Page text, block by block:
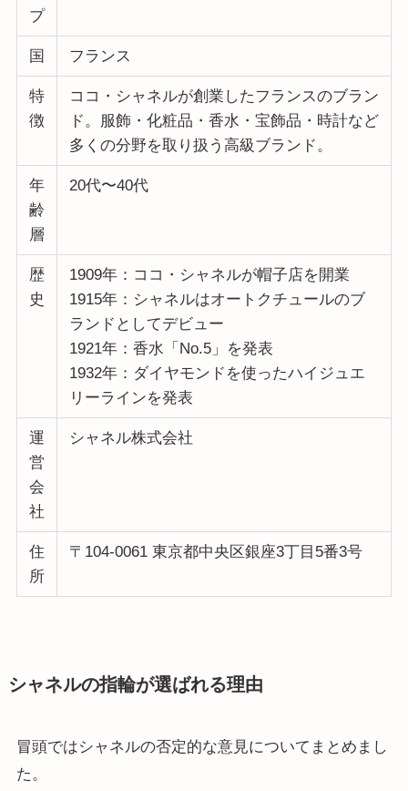
プ
国 フランス
特
徴
ココ・シャネルが創業したフランスのブラン
ド。服飾・化粧品・香水・宝飾品・時計など
多くの分野を取り扱う高級ブランド。
年
齢
層
20代〜40代
歴
史
1909年：ココ・シャネルが帽子店を開業
1915年：シャネルはオートクチュールのブ
ランドとしてデビュー
1921年：香水「No.5」を発表
1932年：ダイヤモンドを使ったハイジュエ
リーラインを発表
運
営
会
社
シャネル株式会社
住
所
〒104-0061 東京都中央区銀座3丁目5番3号
シャネルの指輪が選ばれる理由
冒頭ではシャネルの否定的な意見についてまとめまし
た。